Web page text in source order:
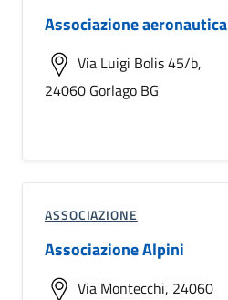
Associazione aeronautica
Via Luigi Bolis 45/b,
24060 Gorlago BG
ASSOCIAZIONE
Associazione Alpini
Via Montecchi, 24060